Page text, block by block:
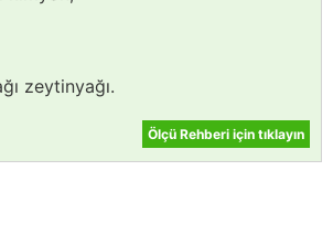
zeytinyağı.
Ölçü Rehberi için tıklayın